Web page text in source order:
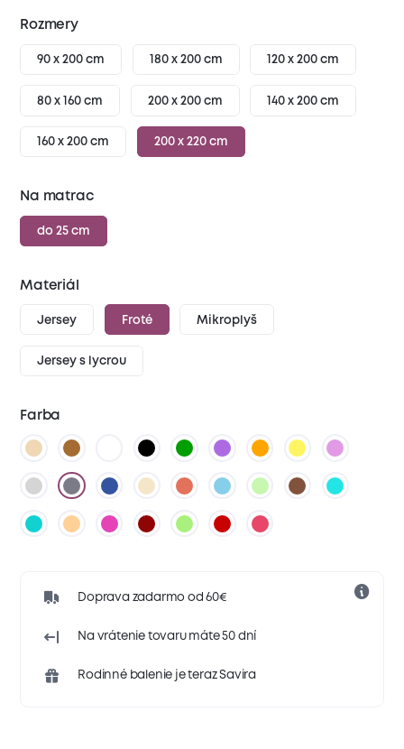
Rozmery
90 x 200 cm 180 x 200 cm 120 x 200 cm
80 x 160 cm 200 x 200 cm 140 x 200 cm
160 x 200 cm 200 x 220 cm
Na matrac
do 25 cm
Materiál
Jersey Froté Mikroplyš
Jersey s lycrou
Farba
Doprava zadarmo od 60€
Na vrátenie tovaru máte 50 dní
Rodinné balenie je teraz Savira